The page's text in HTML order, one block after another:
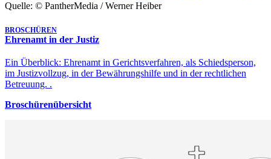
Quelle: © PantherMedia / Werner Heiber
BROSCHÜREN
Ehrenamt in der Justiz
Ein Überblick: Ehrenamt in Gerichtsverfahren, als Schiedsperson,
im Justizvollzug, in der Bewährungshilfe und in der rechtlichen
Betreuung. .
Broschürenübersicht